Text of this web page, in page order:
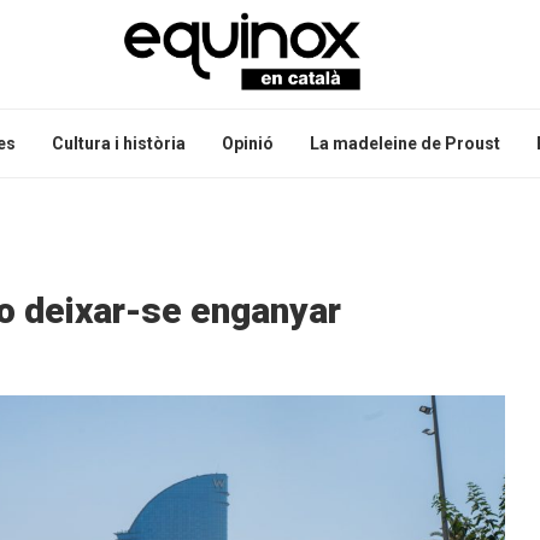
Cultura i història Opinió La madeleine de Proust
deixar-se enganyar